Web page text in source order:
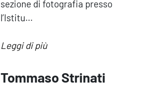
sezione di fotografia presso
l’Istitu...
Leggi di più
Tommaso Strinati